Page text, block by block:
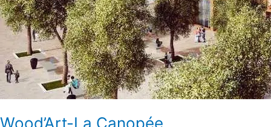
Wood’Art-La Canopée